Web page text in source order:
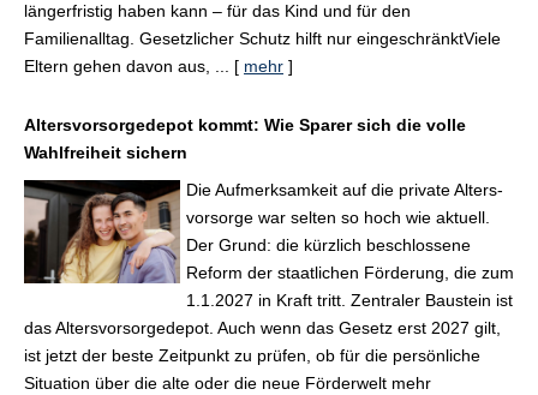
längerfristig haben kann – für das Kind und für den
Familienalltag. Gesetzlicher Schutz hilft nur eingeschränktViele
Eltern gehen davon aus, ...
[ mehr ]
Alters­vorsorge­depot kommt: Wie Sparer sich die volle
Wahlfreiheit sichern
Die Aufmerksamkeit auf die private Alters­
vorsorge war selten so hoch wie aktuell.
Der Grund: die kürzlich beschlossene
Reform der staatlichen Förderung, die zum
1.1.2027 in Kraft tritt. Zentraler Baustein ist
das Alters­vorsorgedepot. Auch wenn das Gesetz erst 2027 gilt,
ist jetzt der beste Zeitpunkt zu prüfen, ob für die persönliche
Situation über die alte oder die neue Förderwelt mehr